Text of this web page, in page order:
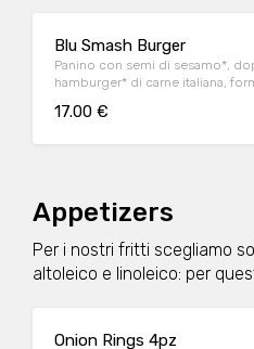
Blu Smash Burger
Panino con semi di sesamo*,
hamburger* di carne italiana,
insalata iceberg, servito con
17.00 €
Appetizers
Per i nostri fritti scegliamo
altoleico e linoleico: per
Onion Rings 4pz